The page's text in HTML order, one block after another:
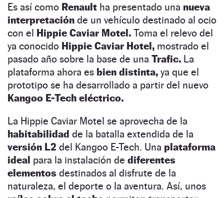
Es así como Renault ha presentado una nueva
interpretación de un vehículo destinado al ocio
con el Hippie Caviar Motel. Toma el relevo del
ya conocido Hippie Caviar Hotel, mostrado el
pasado año sobre la base de una Trafic. La
plataforma ahora es bien distinta, ya que el
prototipo se ha desarrollado a partir del nuevo
Kangoo E-Tech eléctrico.
La Hippie Caviar Motel se aprovecha de la
habitabilidad de la batalla extendida de la
versión L2 del Kangoo E-Tech. Una plataforma
ideal para la instalación de diferentes
elementos destinados al disfrute de la
naturaleza, el deporte o la aventura. Así, unos